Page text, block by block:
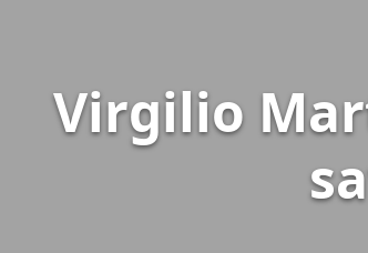
Virgilio